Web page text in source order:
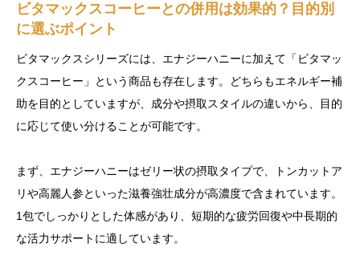
ビタマックスコーヒーとの併用は効果的？目的別
に選ぶポイント
ビタマックスシリーズには、エナジーハニーに加えて「ビタマッ
クスコーヒー」という商品も存在します。どちらもエネルギー補
助を目的としていますが、成分や摂取スタイルの違いから、目的
に応じて使い分けることが可能です。
まず、エナジーハニーはゼリー状の摂取タイプで、トンカットア
リや高麗人参といった滋養強壮成分が高濃度で含まれています。
1包でしっかりとした体感があり、短期的な疲労回復や中長期的
な活力サポートに適しています。